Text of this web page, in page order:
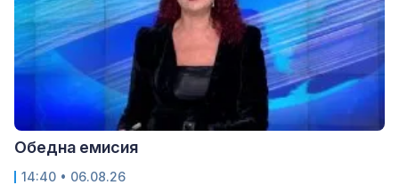
Обедна емисия
14:40 • 06.08.26